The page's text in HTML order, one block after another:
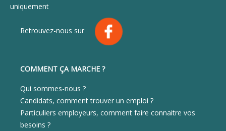
uniquement
Retrouvez-nous sur
COMMENT ÇA MARCHE ?
Qui sommes-nous ?
Candidats, comment trouver un emploi ?
Particuliers employeurs, comment faire connaitre vos
besoins ?